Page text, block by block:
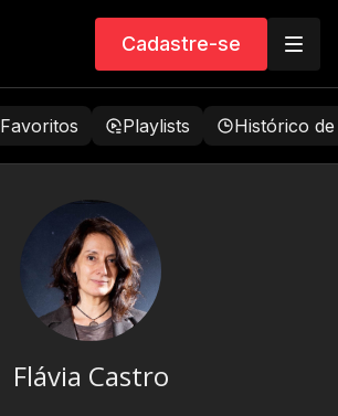
Cadastre-se
Favoritos Playlists Histórico
Flávia Castro